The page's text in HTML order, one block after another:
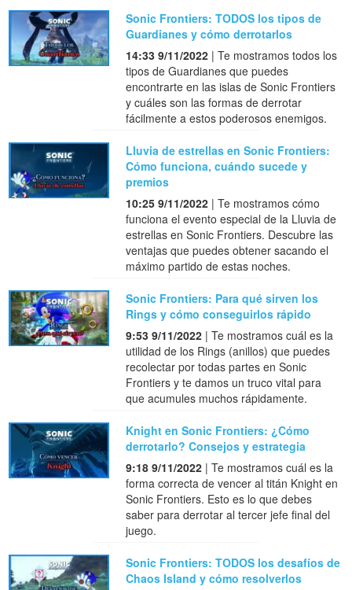
Sonic Frontiers: TODOS los tipos de
Guardianes y cómo derrotarlos
14:33 9/11/2022 | Te mostramos todos los
tipos de Guardianes que puedes
encontrarte en las islas de Sonic Frontiers
y cuáles son las formas de derrotar
fácilmente a estos poderosos enemigos.
Lluvia de estrellas en Sonic Frontiers:
Cómo funciona, cuándo sucede y
premios
10:25 9/11/2022 | Te mostramos cómo
funciona el evento especial de la Lluvia de
estrellas en Sonic Frontiers. Descubre las
ventajas que puedes obtener sacando el
máximo partido de estas noches.
Sonic Frontiers: Para qué sirven los
Rings y cómo conseguirlos rápido
9:53 9/11/2022 | Te mostramos cuál es la
utilidad de los Rings (anillos) que puedes
recolectar por todas partes en Sonic
Frontiers y te damos un truco vital para
que acumules muchos rápidamente.
Knight en Sonic Frontiers: ¿Cómo
derrotarlo? Consejos y estrategia
9:18 9/11/2022 | Te mostramos cuál es la
forma correcta de vencer al titán Knight en
Sonic Frontiers. Esto es lo que debes
saber para derrotar al tercer jefe final del
juego.
Sonic Frontiers: TODOS los desafíos de
Chaos Island y cómo resolverlos